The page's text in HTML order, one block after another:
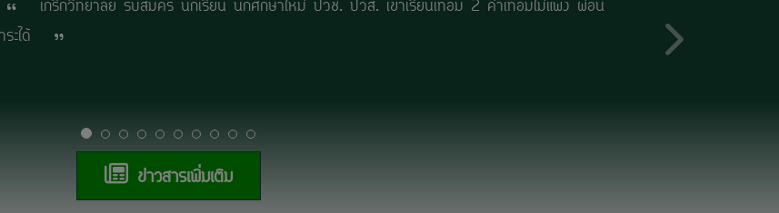
เกริกวิทยาลัย รับสมัคร นักเรียน นักศึกษาใหม่ เข้าเรียนเทอม 2 ค่าเทอมไม่แพง ผ่อนชำระได้
ข่าวสารเพิ่มเติม